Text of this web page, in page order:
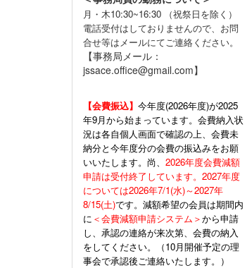
月・木10:30~16:30 （祝祭日を除く）
電話受付はしておりませんので、お問
合せ等はメールにてご連絡ください。
【事務局メール：
jssace.office@gmail.com】
【会費振込】 今年度(2026年度)が2025
年9月から始まっています。会費納入状
況は各自個人画面で確認の上、会費未
納分と今年度分の会費の振込みをお願
いいたします。尚、 2026年度会費減額
申請は受付終了しています。2027年度
については2026年7/1(水)～2027年
8/15(土)です。減額希望の会員は期間内
に ＜会費減額申請システム＞から申請
し、承認の連絡が来次第、会費の納入
をしてください。（10月開催予定の理
事会で承認後ご連絡いたします。）